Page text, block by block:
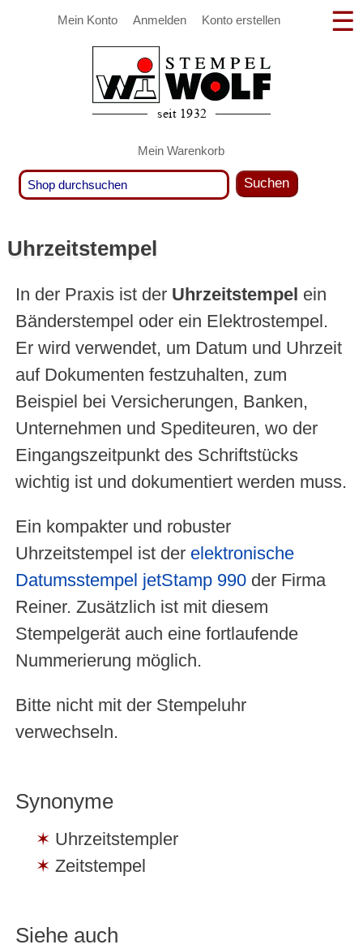
Mein Konto Anmelden Konto erstellen
Mein Warenkorb
Suchen
Uhrzeitstempel
In der Praxis ist der Uhrzeitstempel ein
Bänderstempel oder ein Elektrostempel.
Er wird verwendet, um Datum und Uhrzeit
auf Dokumenten festzuhalten, zum
Beispiel bei Versicherungen, Banken,
Unternehmen und Spediteuren, wo der
Eingangszeitpunkt des Schriftstücks
wichtig ist und dokumentiert werden muss.
Ein kompakter und robuster
Uhrzeitstempel ist der elektronische
Datumsstempel jetStamp 990der Firma
Reiner. Zusätzlich ist mit diesem
Stempelgerät auch eine fortlaufende
Nummerierung möglich.
Bitte nicht mit der Stempeluhr
verwechseln.
Synonyme
Uhrzeitstempler
Zeitstempel
Siehe auch